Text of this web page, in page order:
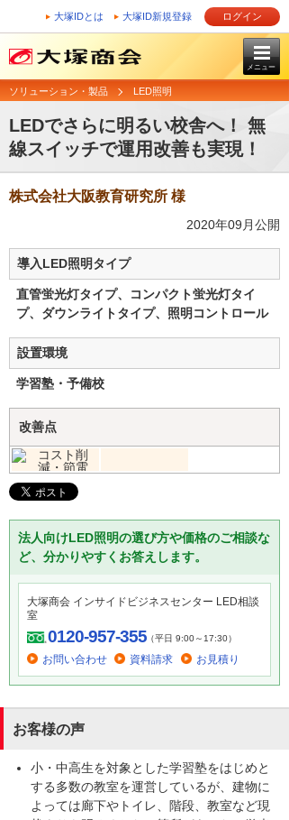
大塚IDとは 大塚ID新規登録 ログイン
メニュー
ソリューション・製品 LED照明
LEDでさらに明るい校舎へ！ 無
線スイッチで運用改善も実現！
株式会社大阪教育研究所 様
2020年09月公開
導入LED照明タイプ
直管蛍光灯タイプ、コンパクト蛍光灯タイ
プ、ダウンライトタイプ、照明コントロール
設置環境
学習塾・予備校
改善点
法人向けLED照明の選び方や価格のご相談な
ど、分かりやすくお答えします。
大塚商会 インサイドビジネスセンター LED相談
室
0120-957-355（平日 9:00～17:30）
お問い合わせ 資料請求 お見積り
お客様の声
小・中高生を対象とした学習塾をはじめと
する多数の教室を運営しているが、建物に
よっては廊下やトイレ、階段、教室など現